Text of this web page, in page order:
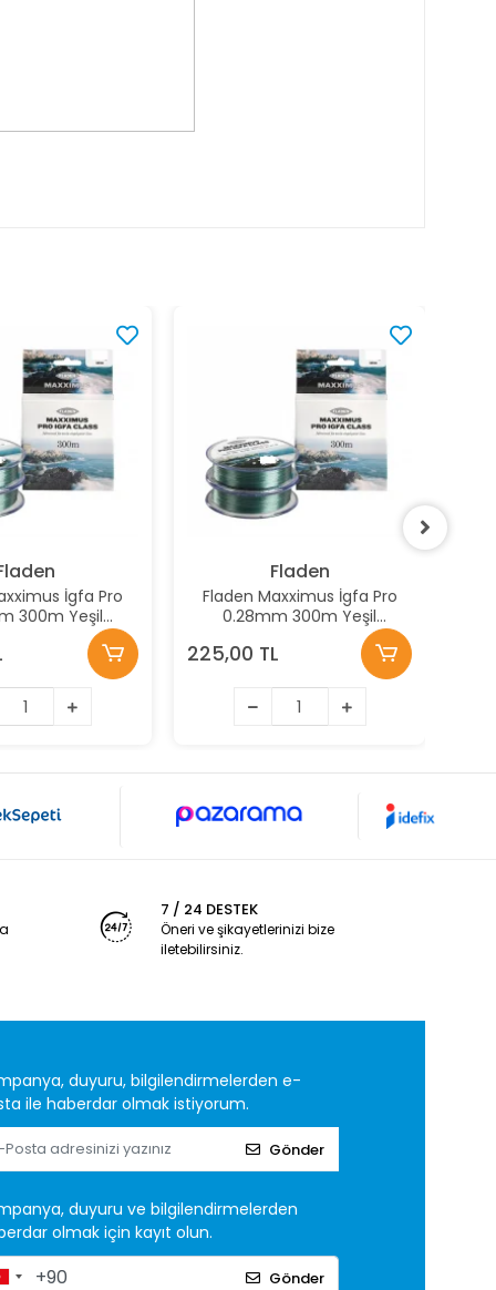
İgfa Pro
300m Yeşil
Misina
Fladen
Fladen Maxximus İgfa Pro
0.28mm 300m Yeşil
Monofilament Misina
225,00 TL
7 / 24 DESTEK
Öneri ve şikayetlerinizi bize
iletebilirsiniz.
duyuru, bilgilendirmelerden e-
ile haberdar olmak istiyorum.
Gönder
duyuru ve bilgilendirmelerden
olmak için kayıt olun.
Gönder